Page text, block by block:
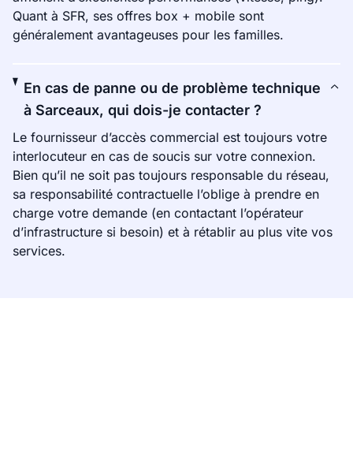
Quant à SFR, ses offres box + mobile sont
généralement avantageuses pour les familles.
En cas de panne ou de problème technique
à Sarceaux, qui dois-je contacter ?
Le fournisseur d’accès commercial est toujours votre
interlocuteur en cas de soucis sur votre connexion.
Bien qu’il ne soit pas toujours responsable du réseau,
sa responsabilité contractuelle l’oblige à prendre en
charge votre demande (en contactant l’opérateur
d’infrastructure si besoin) et à rétablir au plus vite vos
services.